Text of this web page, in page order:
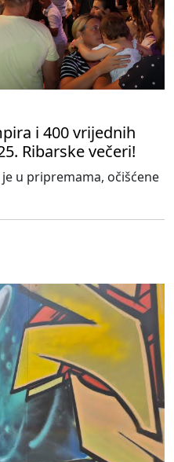
i 400 vrijednih
Ribarske večeri!
u pripremama, očišćene